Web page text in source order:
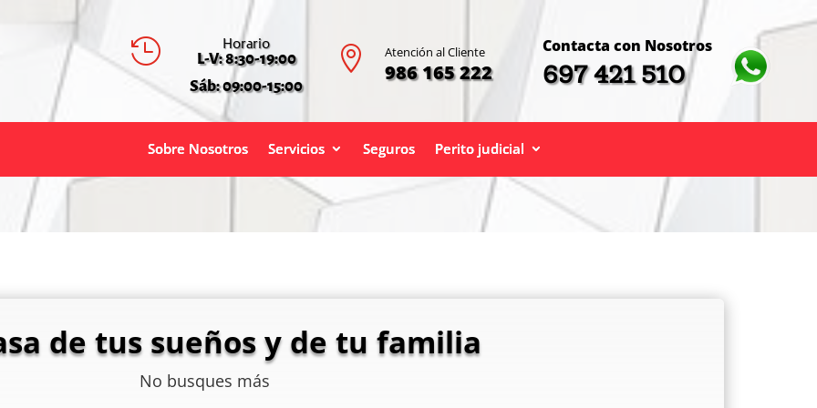
 Horario
L-V: 8:30-19:00
Sáb: 09:00-15:00
 Atención al Cliente
986 165 222
Contacta con Nosotros
697 421 510
Sobre Nosotros Servicios Seguros Perito judicial
de tus sueños y de tu familia
No busques más